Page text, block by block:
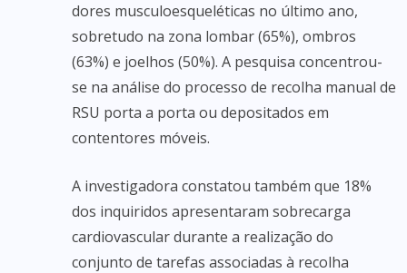
dores musculoesqueléticas no último ano,
sobretudo na zona lombar (65%), ombros
(63%) e joelhos (50%). A pesquisa concentrou-
se na análise do processo de recolha manual de
RSU porta a porta ou depositados em
contentores móveis.
A investigadora constatou também que 18%
dos inquiridos apresentaram sobrecarga
cardiovascular durante a realização do
conjunto de tarefas associadas à recolha